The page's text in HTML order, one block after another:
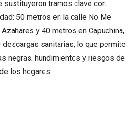
sustituyeron tramos clave con
50 metros en la calle No Me
y 40 metros en Capuchina,
sanitarias, lo que permite
negras, hundimientos y riesgos de
los hogares.